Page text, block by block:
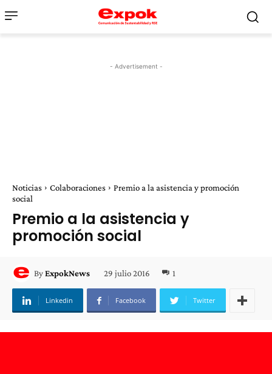
- Advertisement -
Noticias Colaboraciones
Premio a la asistencia y promoción
social
Premio a la asistencia y
promoción social
ByExpokNews 29 julio 2016 1
Linkedin Facebook Twitter